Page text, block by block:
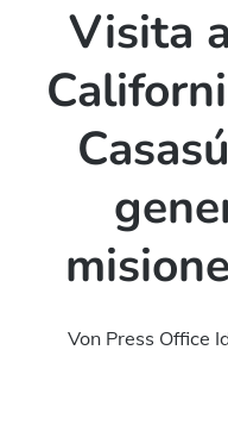
Visita
Von Press Office